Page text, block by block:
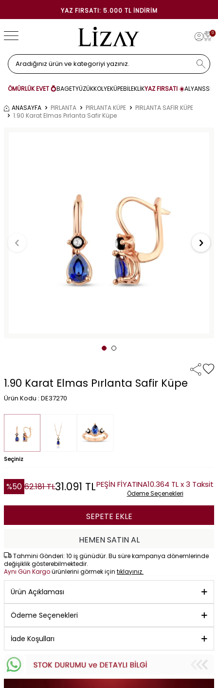
YAZ FIRSATI: 5.000 TL İNDIRIM
0
ÖMÜRLÜK EVET 💍BAGETYÜZÜKKOLYEKÜPEBİLEKLİKYAZ FIRSATI ☀️ALYANS
ANASAYFA PIRLANTA PIRLANTA KÜPE
PIRLANTA SAFİR KÜPE
1.90 Karat Elmas Pırlanta Safir Küpe
1.90 Karat Elmas Pırlanta Safir Küpe
Ürün Kodu : DE37270
Seçiniz
%50 62.181TL31.091 TLPEŞİN FİYATINA10.364 TL x 3 Taksit
Ödeme Seçenekleri
SEPETE EKLE
HEMEN SATIN AL
Tahmini Gönderi: 10 iş günüdür. Bu süre kampanya dönemlerinde
değişiklik gösterebilmektedir.
Aynı Gün Kargoürünlerini görmek için tıklayınız.
Ürün Açıklaması
Ödeme Seçenekleri
İade Koşulları